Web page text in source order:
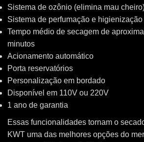
Sistema de ozônio (elimina mau
Sistema de perfumação e higienização
Tempo médio de secagem de
minutos
Acionamento automático
Porta reservatórios
Personalização em bordado
Disponível em 110V ou 220V
1 ano de garantia
Essas funcionalidades tornam o
KWT uma das melhores opções do